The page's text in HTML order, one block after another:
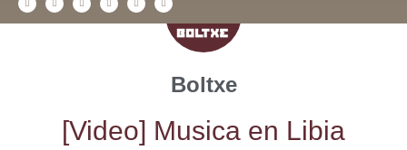
Boltxe
[Video] Musi­ca en Libia